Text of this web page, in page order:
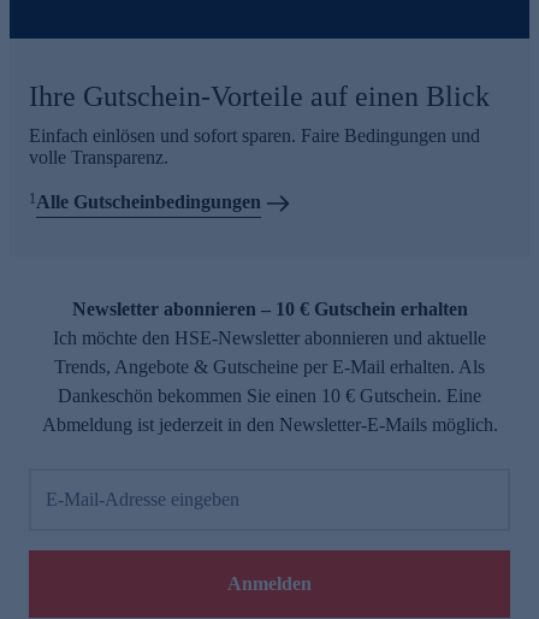
Ihre Gutschein-Vorteile auf einen Blick
Einfach einlösen und sofort sparen. Faire Bedingungen und
volle Transparenz.
1 Alle Gutscheinbedingungen
Newsletter abonnieren – 10 € Gutschein erhalten
Ich möchte den HSE-Newsletter abonnieren und aktuelle
Trends, Angebote & Gutscheine per E-Mail erhalten. Als
Dankeschön bekommen Sie einen 10 € Gutschein. Eine
Abmeldung ist jederzeit in den Newsletter-E-Mails möglich.
E-Mail-Adresse eingeben
Anmelden